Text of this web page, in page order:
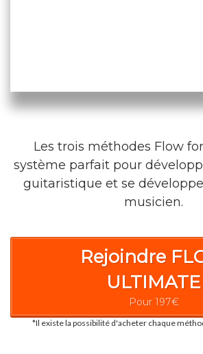
Les trois méthodes Flow
système parfait pour
guitaristique et se
musicien.
Rejoindre
ULTIMATE
Pour 197€
*Il existe la possibilité d'acheter chaque